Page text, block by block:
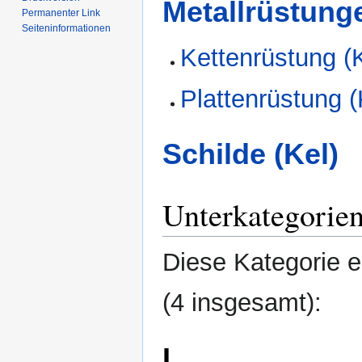
Kettenrüstung
Plattenrüstung
Schilde (Kel)
Diese Kategorie
(4 insgesamt):
Permanenter Link
Seiten­­informationen